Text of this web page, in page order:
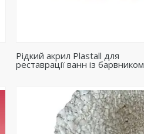
Рідкий акрил Plastall для
реставрації ванн із барвником